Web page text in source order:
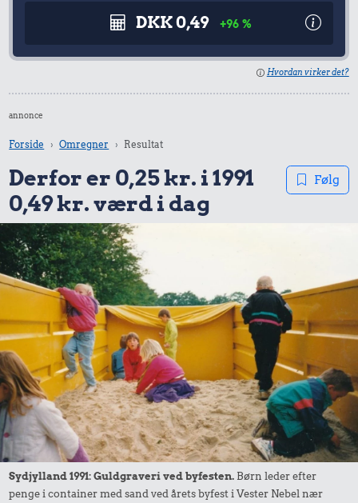
DKK 0,49 +96 %
Hvordan virker det?
annonce
Forside Omregner Resultat
Derfor er 0,25 kr. i 1991
0,49 kr. værd i dag
Følg
Sydjylland 1991: Guldgraveri ved byfesten. Børn leder efter
penge i container med sand ved årets byfest i Vester Nebel nær